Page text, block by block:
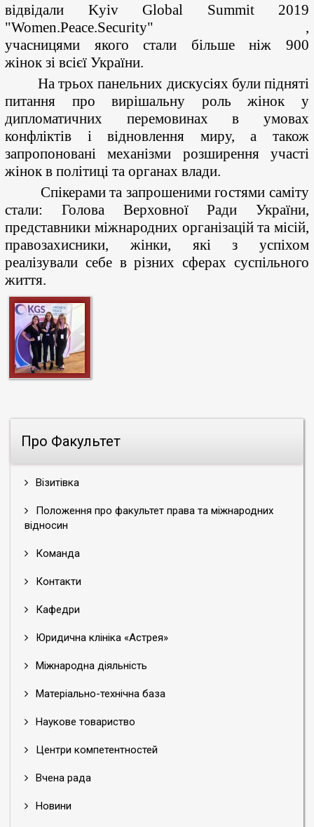
Про Факультет
Візитівка
Положення про факультет права та міжнародних
відносин
Команда
Контакти
Кафедри
Юридична клініка «Астрея»
Міжнародна діяльність
Матеріально-технічна база
Наукове товариство
Центри компетентностей
Вчена рада
Новини
відвідали Kyiv Global Summit 2019
"Women.Peace.Security" ,
учасницями якогостали більшеніж 900
жінокзі всієї України.
На трьох панельних дискусіях були підняті
питання про вирішальну роль жінок у
дипломатичних перемовинах в умовах
конфліктів і відновлення миру, а також
запропоновані механізми розширення участі
жінок в політиці та органах влади.
Спікерами та запрошеними гостями саміту
стали: Голова Верховної Ради України,
представники міжнародних організацій та місій,
правозахисники, жінки, які з успіхом
реалізували себе в різних сферах суспільного
життя.